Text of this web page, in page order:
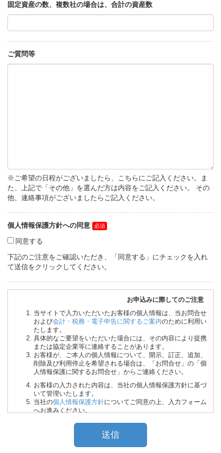
固定資産の数、複数社の場合は、合計の資産数
ご質問等
※ご希望の日程がございましたら、こちらにご記入ください。ま
た、上記で「その他」を選んだ方は内容をご記入ください。 その
他、連絡事項がございましたらご記入ください。
個人情報保護方針への同意
同意する
下記のご注意をご確認いただき、「同意する」にチェックを入れ
て送信をクリックしてください。
お申込みに際してのご注意
当サイトで入力いただいたお客様の個人情報は、当お問合せ
および会計・税務・電子申告に関するご案内のために利用い
たします。
具体的なご要望をいただいた場合には、その内容により提携
または協定企業等に連絡することがあります。
お客様が、ご本人の個人情報について、開示、訂正、追加、
削除及び利用停止を希望される場合は、「お問合せ」の「個
人情報保護に関するお問合せ」からご連絡ください。
お客様の入力された内容は、当社の個人情報保護方針に基づ
いて管理いたします。
当社の個人情報保護方針についてご同意の上、入力フォーム
へお進みください。
で複数名様分をお申込みいただいた場合、お申込者の情報が
上書きされてしまい、お申込みを受付できない場合がござい
ます。あらかじめご了承ください。必ず１名様ごとに異なる